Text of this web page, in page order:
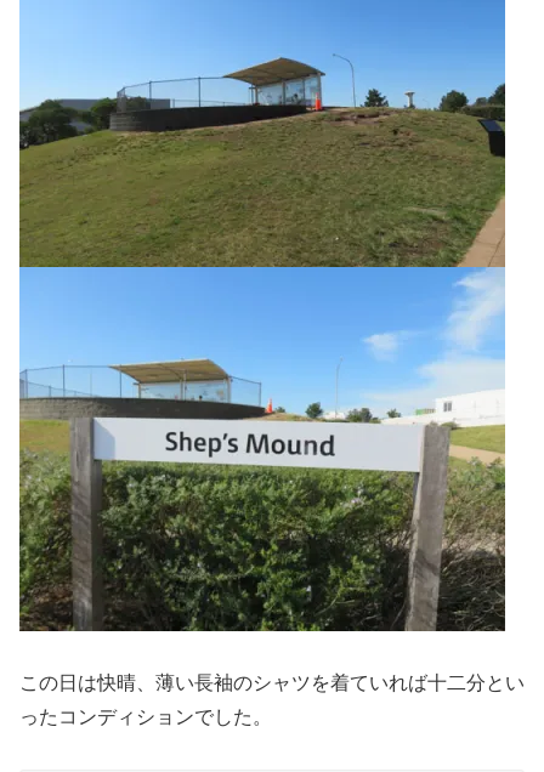
この日は快晴、薄い長袖のシャツを着ていれば十二分とい
ったコンディションでした。